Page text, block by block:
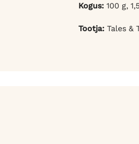
Kogus: 100 g,
Tootja: Tales &